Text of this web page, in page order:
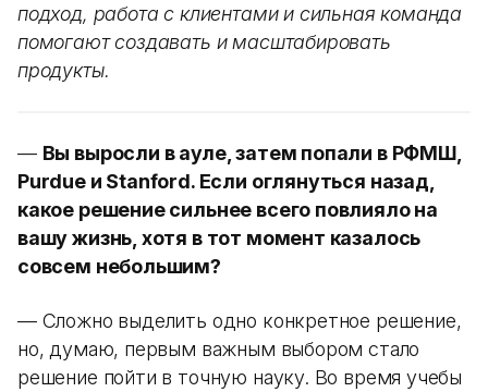
подход, работа с клиентами и сильная команда
помогают создавать и масштабировать
продукты.
— Вы выросли в ауле, затем попали в РФМШ,
Purdue и Stanford. Если оглянуться назад,
какое решение сильнее всего повлияло на
вашу жизнь, хотя в тот момент казалось
совсем небольшим?
— Сложно выделить одно конкретное решение,
но, думаю, первым важным выбором стало
решение пойти в точную науку. Во время учебы